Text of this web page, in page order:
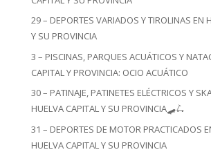
29 – DEPORTES VARIADOS Y TIROLINAS EN
Y SU PROVINCIA
3 – PISCINAS, PARQUES ACUÁTICOS Y
CAPITAL Y PROVINCIA: OCIO ACUÁTICO
30 – PATINAJE, PATINETES ELÉCTRICOS Y
HUELVA CAPITAL Y SU PROVINCIA🛹🛴
31 – DEPORTES DE MOTOR PRACTICADOS
HUELVA CAPITAL Y SU PROVINCIA